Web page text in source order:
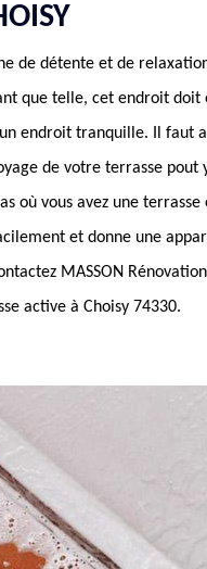
de détente et de
que telle, cet endroit
endroit tranquille. Il faut
de votre terrasse pout
où vous avez une terrasse
et donne une
MASSON
active à Choisy 74330.